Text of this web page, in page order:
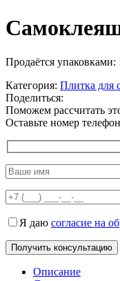
Продаётся
Категория: Плитка для
Поделиться:
Поможем рассчитать
Оставьте номер
Я даю согласие на
Описание